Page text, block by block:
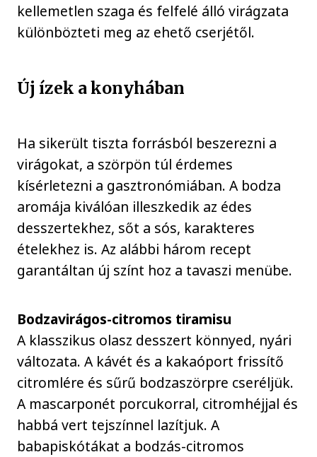
kellemetlen szaga és felfelé álló virágzata
különbözteti meg az ehető cserjétől.
Új ízek a konyhában
Ha sikerült tiszta forrásból beszerezni a
virágokat, a szörpön túl érdemes
kísérletezni a gasztronómiában. A bodza
aromája kiválóan illeszkedik az édes
desszertekhez, sőt a sós, karakteres
ételekhez is. Az alábbi három recept
garantáltan új színt hoz a tavaszi menübe.
Bodzavirágos-citromos tiramisu
A klasszikus olasz desszert könnyed, nyári
változata. A kávét és a kakaóport frissítő
citromlére és sűrű bodzaszörpre cseréljük.
A mascarponét porcukorral, citromhéjjal és
habbá vert tejszínnel lazítjuk. A
babapiskótákat a bodzás-citromos